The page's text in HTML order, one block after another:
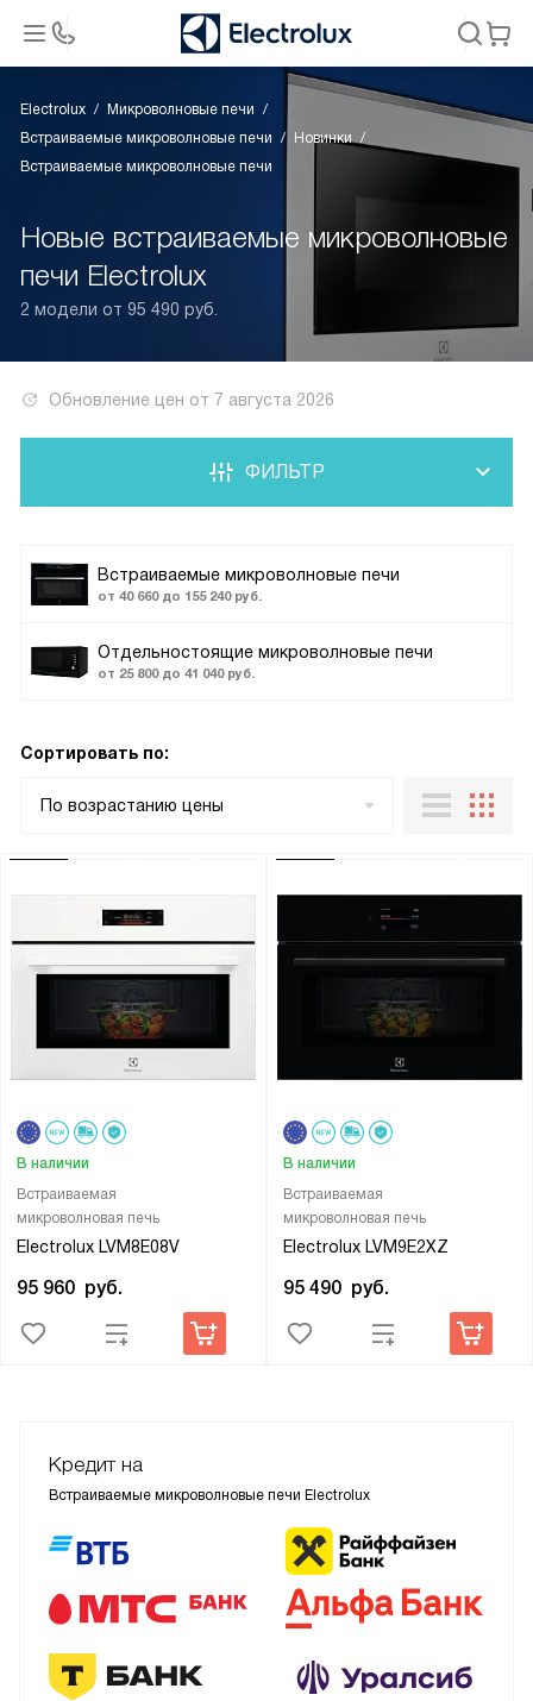
Electrolux
Микроволновые печи
Встраиваемые микроволновые печи
Новинки
Встраиваемые микроволновые печи
Новые встраиваемые микроволновые
печи Electrolux
2 модели от 95 490 руб.
Обновление цен от 7 августа 2026
Встраиваемые микроволновые печи
от 40 660 до 155 240 руб.
Отдельностоящие микроволновые печи
от 25 800 до 41 040 руб.
ФИЛЬТР
Сортировать по:
По возрастанию цены
Встраиваемая
микроволновая печь
Electrolux LVM8E08V
В наличии
95 960 руб.
Встраиваемая
микроволновая печь
Electrolux LVM9E2XZ
В наличии
95 490 руб.
Кредит на
Встраиваемые микроволновые печи Electrolux